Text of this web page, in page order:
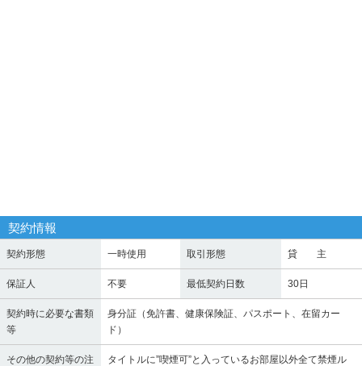
契約情報
契約形態 一時使用 取引形態 貸 主
保証人 不要 最低契約日数 30日
契約時に必要な書類
等
身分証（免許書、健康保険証、パスポート、在留カー
ド）
その他の契約等の注
タイトルに”喫煙可”と入っているお部屋以外全て禁煙ル